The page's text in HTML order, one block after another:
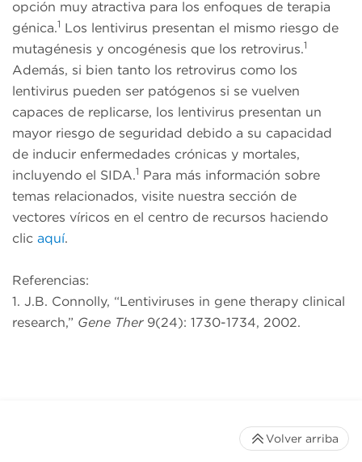
opción muy atractiva para los enfoques de terapia
génica.1 Los lentivirus presentan el mismo riesgo de
mutagénesis y oncogénesis que los retrovirus.1
Además, si bien tanto los retrovirus como los
lentivirus pueden ser patógenos si se vuelven
capaces de replicarse, los lentivirus presentan un
mayor riesgo de seguridad debido a su capacidad
de inducir enfermedades crónicas y mortales,
incluyendo el SIDA.1 Para más información sobre
temas relacionados, visite nuestra sección de
vectores víricos en el centro de recursos haciendo
clic aquí.
Referencias:
1. J.B. Connolly, “Lentiviruses in gene therapy clinical
research,” Gene Ther9(24): 1730-1734, 2002.
Volver arriba